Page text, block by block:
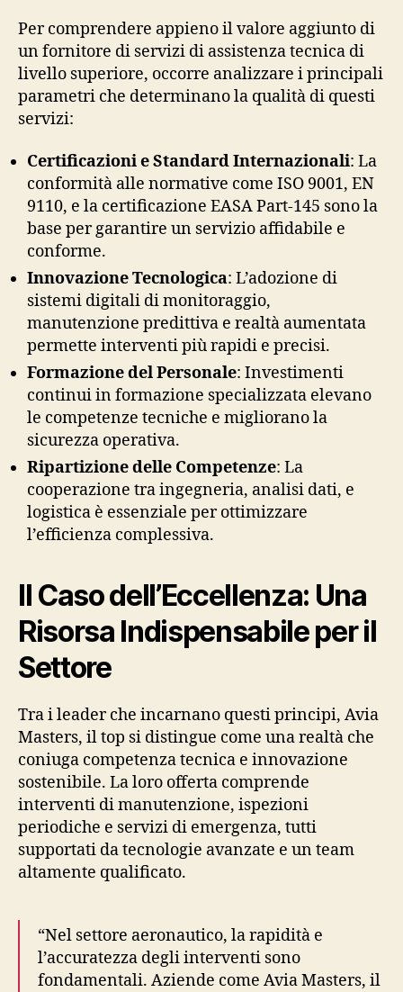
Per comprendere appieno il valore aggiunto di
un fornitore di servizi di assistenza tecnica di
livello superiore, occorre analizzare i principali
parametri che determinano la qualità di questi
servizi:
Certificazioni e Standard Internazionali: La
conformità alle normative come ISO 9001, EN
9110, e la certificazione EASA Part-145 sono la
base per garantire un servizio affidabile e
conforme.
Innovazione Tecnologica: L’adozione di
sistemi digitali di monitoraggio,
manutenzione predittiva e realtà aumentata
permette interventi più rapidi e precisi.
Formazione del Personale: Investimenti
continui in formazione specializzata elevano
le competenze tecniche e migliorano la
sicurezza operativa.
Ripartizione delle Competenze: La
cooperazione tra ingegneria, analisi dati, e
logistica è essenziale per ottimizzare
l’efficienza complessiva.
Il Caso dell’Eccellenza: Una
Risorsa Indispensabile per il
Settore
Tra i leader che incarnano questi principi, Avia
Masters, il top si distingue come una realtà che
coniuga competenza tecnica e innovazione
sostenibile. La loro offerta comprende
interventi di manutenzione, ispezioni
periodiche e servizi di emergenza, tutti
supportati da tecnologie avanzate e un team
altamente qualificato.
“Nel settore aeronautico, la rapidità e
l’accuratezza degli interventi sono
fondamentali. Aziende come Avia Masters, il